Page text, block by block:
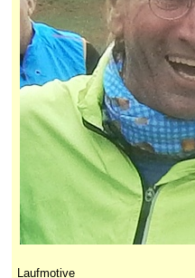
Laufmotive